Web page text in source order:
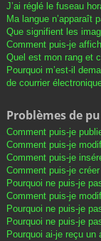
J’ai réglé le fuseau
Ma langue n’apparaît
Que signifient les
Comment puis-je
Quel est mon rang et
Pourquoi m’est-il
de courrier
Problèmes de
Comment puis-je
Comment puis-je
Comment puis-je
Comment puis-je
Pourquoi ne puis-je
Comment puis-je
Pourquoi ne puis-je
Pourquoi ne puis-je
Pourquoi ai-je reçu un